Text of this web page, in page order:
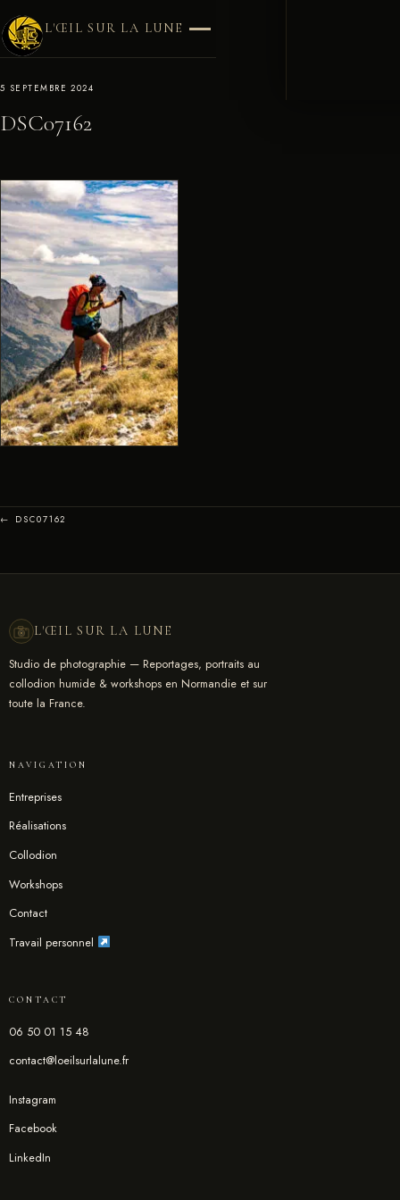
L'ŒIL SUR LA LUNE
5 SEPTEMBRE 2024
DSC07162
← DSC07162
L'ŒIL SUR LA LUNE
Studio de photographie — Reportages, portraits au
collodion humide & workshops en Normandie et sur
toute la France.
NAVIGATION
Entreprises
Réalisations
Collodion
Workshops
Contact
Travail personnel
CONTACT
06 50 01 15 48
contact@loeilsurlalune.fr
Instagram
Facebook
LinkedIn